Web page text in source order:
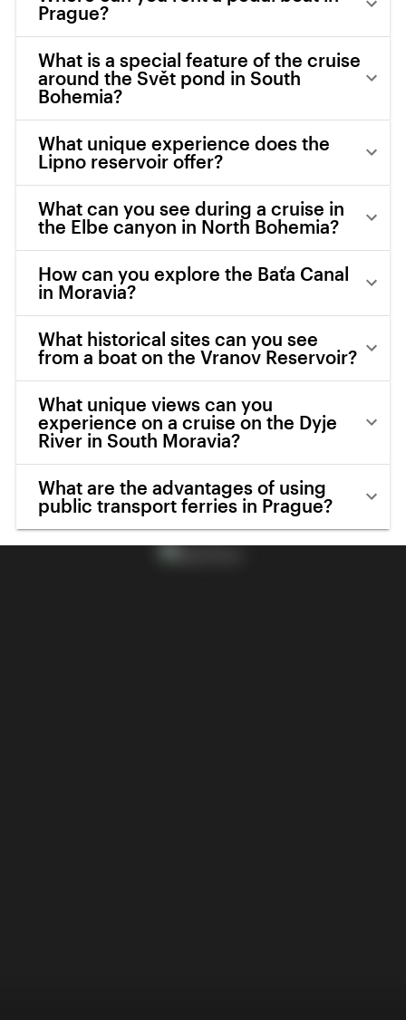
Prague?
What is a special feature of the cruise
around the Svět pond in South
Bohemia?
What unique experience does the
Lipno reservoir offer?
What can you see during a cruise in
the Elbe canyon in North Bohemia?
How can you explore the Baťa Canal
in Moravia?
What historical sites can you see
from a boat on the Vranov Reservoir?
What unique views can you
experience on a cruise on the Dyje
River in South Moravia?
What are the advantages of using
public transport ferries in Prague?